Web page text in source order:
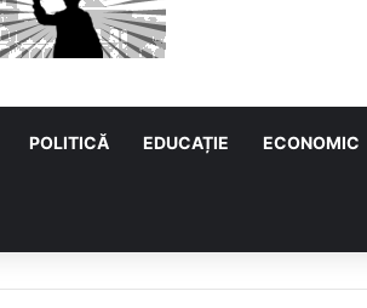
POLITICĂ EDUCAȚIE ECONOMIC